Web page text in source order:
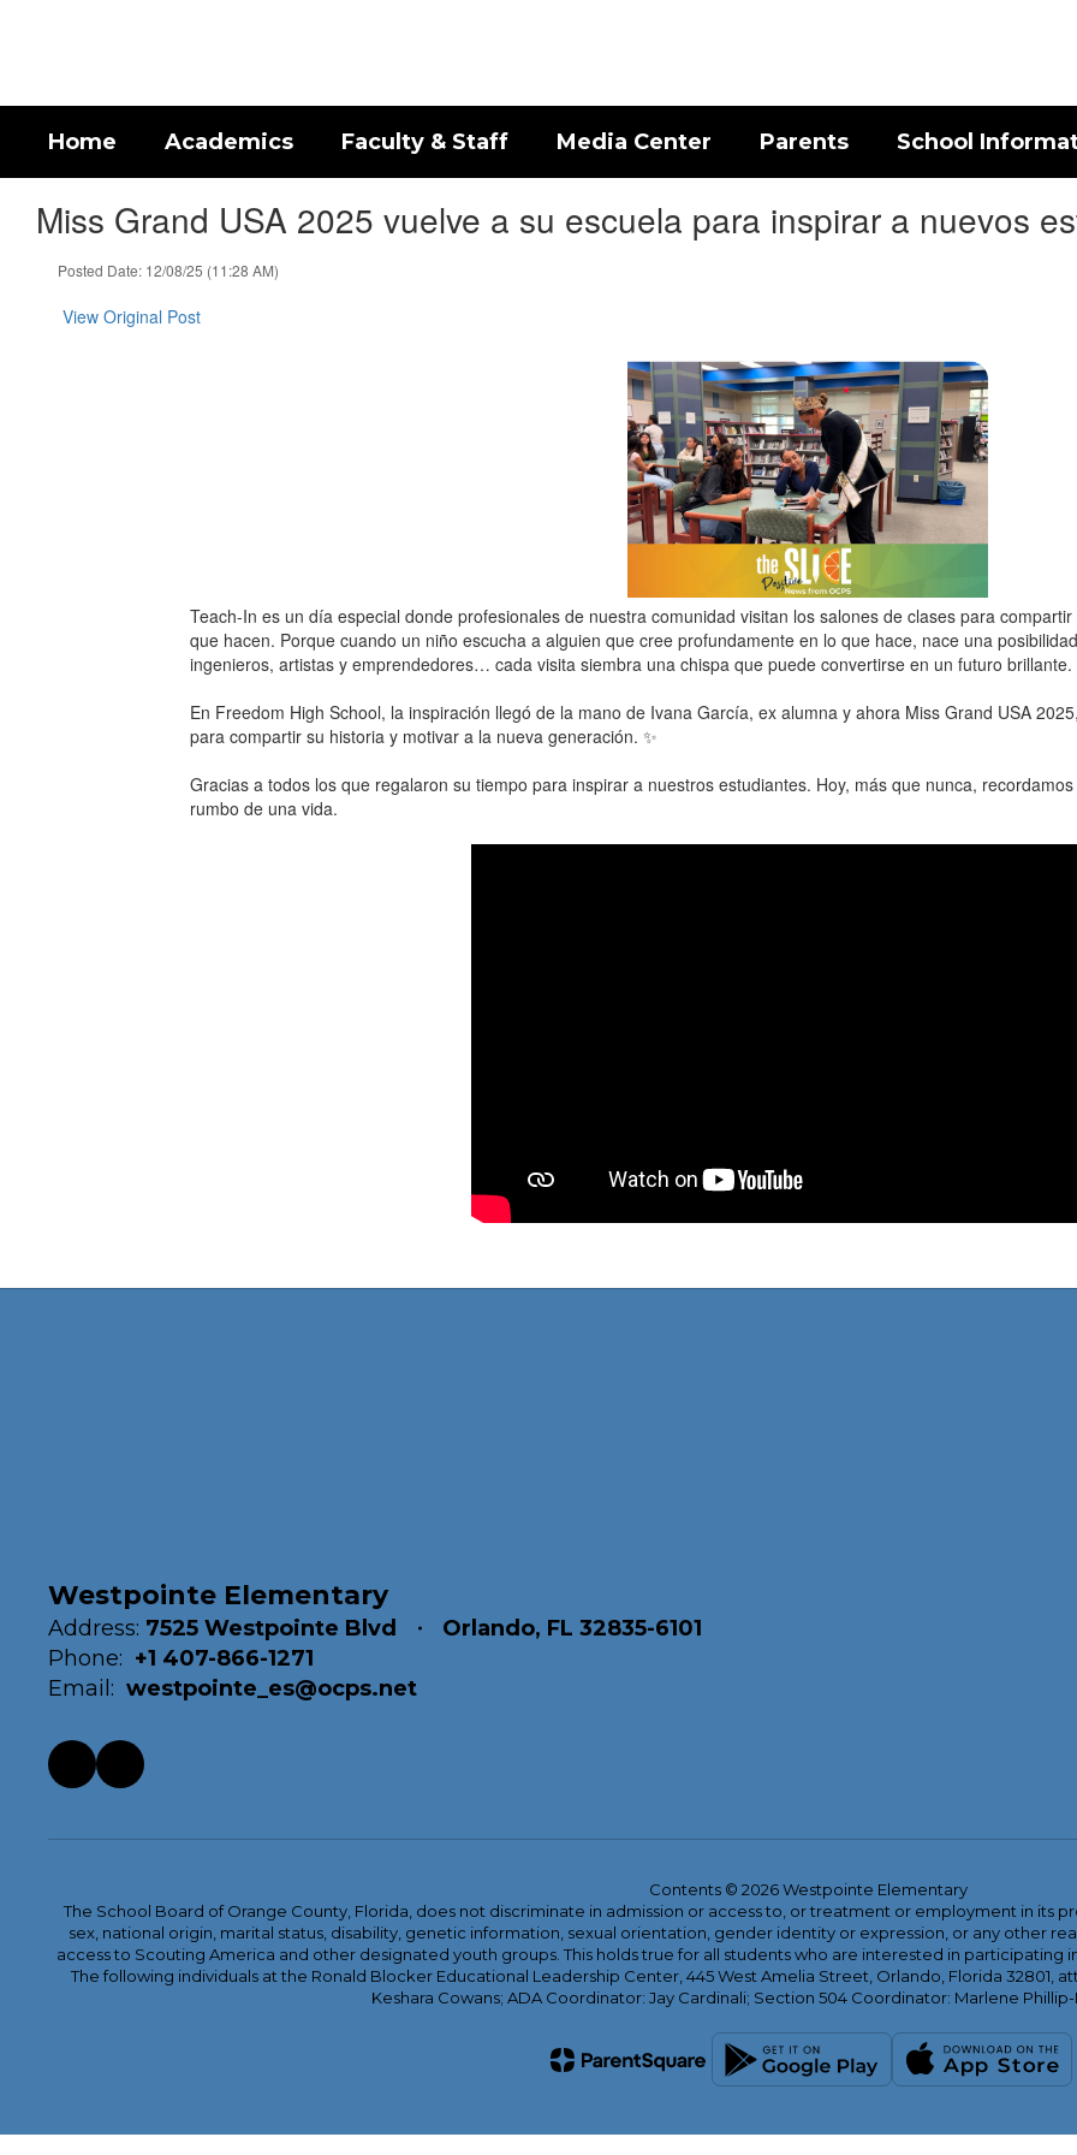
Home Academics Faculty & Staff Media Center Parents School
Miss Grand USA 2025 vuelve a su escuela para inspirar a nuevos
Posted Date: 12/08/25 (11:28 AM)
View Original Post
Teach-In es un día especial donde profesionales de nuestra comunidad visitan los salones de clases para
que hacen. Porque cuando un niño escucha a alguien que cree profundamente en lo que hace, nace una
ingenieros, artistas y emprendedores… cada visita siembra una chispa que puede convertirse en un futuro brillante.
En Freedom High School, la inspiración llegó de la mano de Ivana García, ex alumna y ahora Miss Grand USA
para compartir su historia y motivar a la nueva generación. ✨
Gracias a todos los que regalaron su tiempo para inspirar a nuestros estudiantes. Hoy, más que nunca,
rumbo de una vida.
Westpointe Elementary
Address: 7525 Westpointe Blvd
Orlando, FL 32835-6101
Phone: +1 407-866-1271
Email: westpointe_es@ocps.net
Contents © 2026 Westpointe Elementary
The School Board of Orange County, Florida, does not discriminate in admission or access to, or treatment or employment in its
sex, national origin, marital status, disability, genetic information, sexual orientation, gender identity or expression, or any other
access to Scouting America and other designated youth groups. This holds true for all students who are interested in
The following individuals at the Ronald Blocker Educational Leadership Center, 445 West Amelia Street, Orlando, Florida 32801,
Keshara Cowans; ADA Coordinator: Jay Cardinali; Section 504 Coordinator: Marlene Phillip-